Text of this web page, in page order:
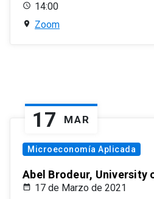
14:00
Zoom
17 MAR
Microeconomía Aplicada
Abel Brodeur, University
17 de Marzo de 2021